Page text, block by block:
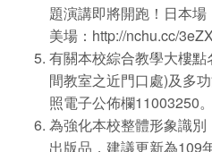
題演講即將開跑！日本場
美場： http://nchu.cc/
有關本校綜合教學大樓
間教室之近門口處)及多
照電子公佈欄11003250。
為強化本校整體形象識
出版品，建議更新為109